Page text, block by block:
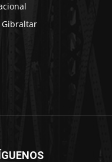
Gibraltar